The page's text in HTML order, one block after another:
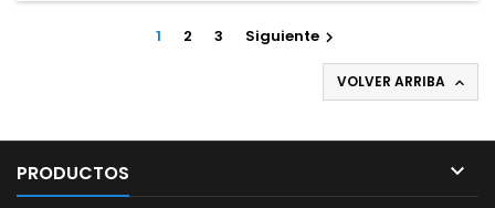
1 2 3 Siguiente 
VOLVER ARRIBA 
PRODUCTOS 